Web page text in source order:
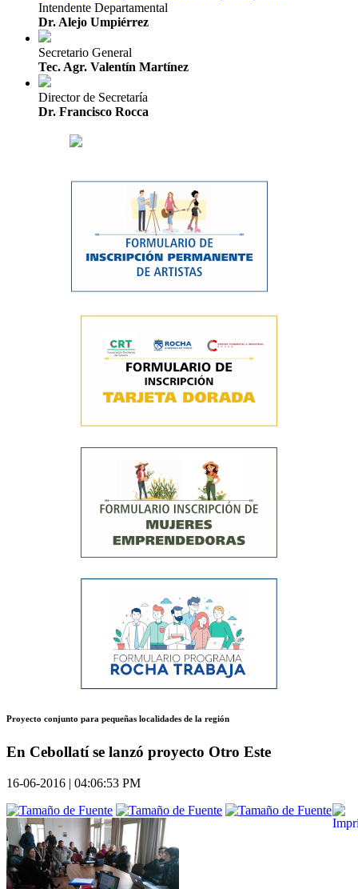
Intendente Departamental
Dr. Alejo Umpiérrez
Secretario General
Tec. Agr. Valentín Martínez
Director de Secretaría
Dr. Francisco Rocca
Proyecto conjunto para pequeñas localidades de la región
En Cebollatí se lanzó proyecto Otro Este
16-06-2016 | 04:06:53 PM